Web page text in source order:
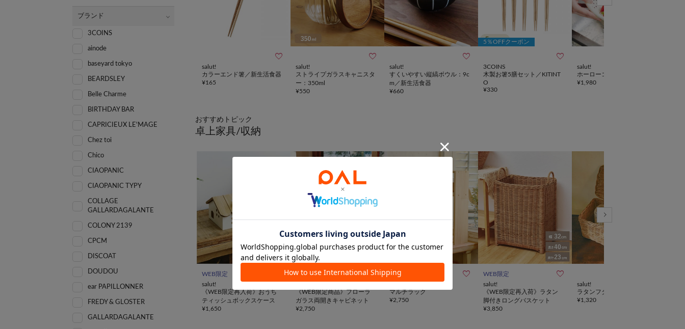

salut!
カラーエンド箸／新生活食器
¥165

salut!
ストライプガラスキャニスタ
ー：350ml
¥550

salut!
すくいやすい縦縞ボウル：9c
m／新生活食器
¥660
5％OFFクーポン

3COINS
木製お箸5膳セット／KITINT
O
¥330
salut!
ホーローコランダー
¥1,980
おすすめトピック
卓上家具/収納
WEB限定
salut!
《WEB限定再入荷》おうち
ティッシュボックスケース
¥1,650
WEB限定 
《WEB限定商品》フローラ
ガラス両開きキャビネット
¥2,750

マルチラック
¥2,750
WEB限定 
salut!
《WEB限定再入荷》ラタン
脚付きロングバスケット
¥3,850
salut!
ラタンフタ付マルチボックス
¥1,320
ブランド
3COINS
ainode
baseyard tokyo
BEARDSLEY
Belle Charme
BIRTHDAY BAR
CAPRICIEUX LE'MAGE
Chez toi
Chico
CIAOPANIC
CIAOPANIC TYPY
COLLAGE
GALLARDAGALANTE
COLONY 2139
CPCM
DISCOAT
DOUDOU
ear PAPILLONNER
FREDY & GLOSTER
GALLARDAGALANTE